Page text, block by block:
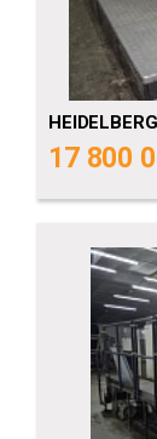
17 800